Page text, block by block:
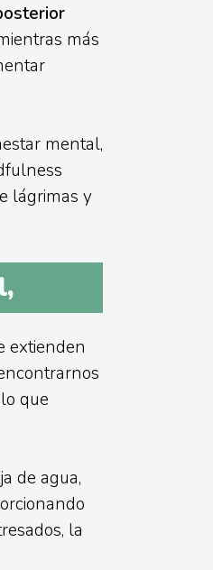
más
mental,
lágrimas y
extienden
que
de agua,
la